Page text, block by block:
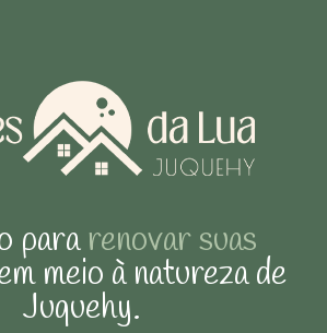
pararenovar suas
meio à natureza de
Juquehy.